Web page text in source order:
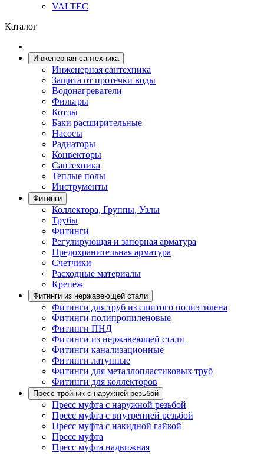
VALTEC
Каталог
Инженерная сантехника
Инженерная сантехника
Защита от протечки воды
Водонагреватели
Фильтры
Котлы
Баки расширительные
Насосы
Радиаторы
Конвекторы
Сантехника
Теплые полы
Инструменты
Фитинги
Коллектора, Группы, Узлы
Трубы
Фитинги
Регулирующая и запорная арматура
Предохранительная арматура
Счетчики
Расходные материалы
Крепеж
Фитинги из нержавеющей стали
Фитинги для труб из сшитого полиэтилена
Фитинги полипропиленовые
Фитинги ПНД
Фитинги из нержавеющей стали
Фитинги канализационные
Фитинги латунные
Фитинги для металлопластиковых труб
Фитинги для коллекторов
Пресс тройник с наружней резьбой
Пресс муфта с наружной резьбой
Пресс муфта с внутренней резьбой
Пресс муфта с накидной гайкой
Пресс муфта
Пресс муфта надвижная